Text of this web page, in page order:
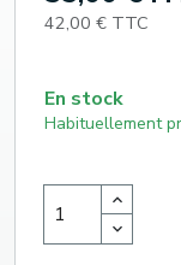
42,00 € TTC
En stock
Habituellement